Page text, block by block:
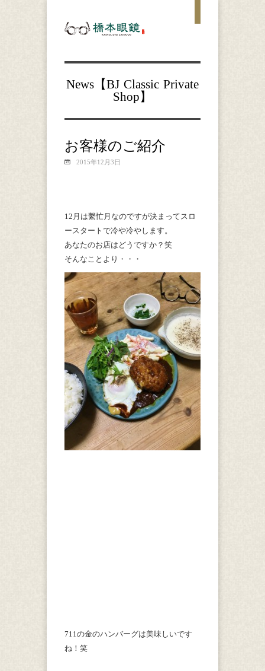
News【BJ Classic Private
Shop】
お客様のご紹介
2015年12月3日
12月は繫忙月なのですが決まってスロ
ースタートで冷や冷やします。
あなたのお店はどうですか？笑
そんなことより・・・
711の金のハンバーグは美味しいです
ね！笑